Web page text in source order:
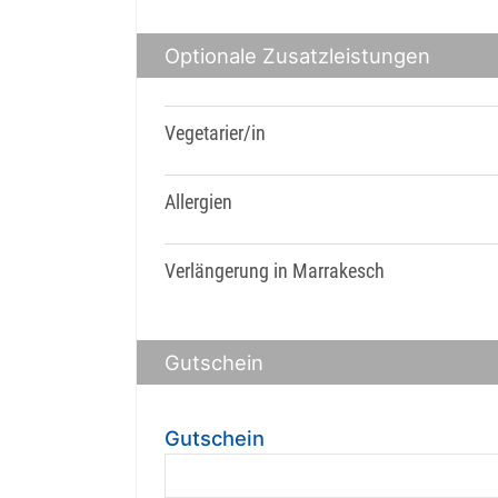
Optionale Zusatzleistungen
Vegetarier/in
Allergien
Verlängerung in Marrakesch
Gutschein
Gutschein